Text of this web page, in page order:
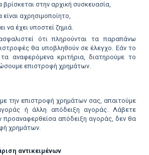
βρίσκεται στην αρχική συσκευασία,
είναι αχρησιμοποίητο,
να έχει υποστεί ζημιά.
ότι πληρούνται τα παραπάνω
θα υποβληθούν σε έλεγχο. Εάν το
αναφερόμενα κριτήρια, διατηρούμε το
επιστροφή χρημάτων.
την επιστροφή χρημάτων σας, απαιτούμε
ή άλλη απόδειξη αγοράς. Λάβετε
προαναφερθείσα απόδειξη αγοράς, δεν θα
χρημάτων.
αντικειμένων